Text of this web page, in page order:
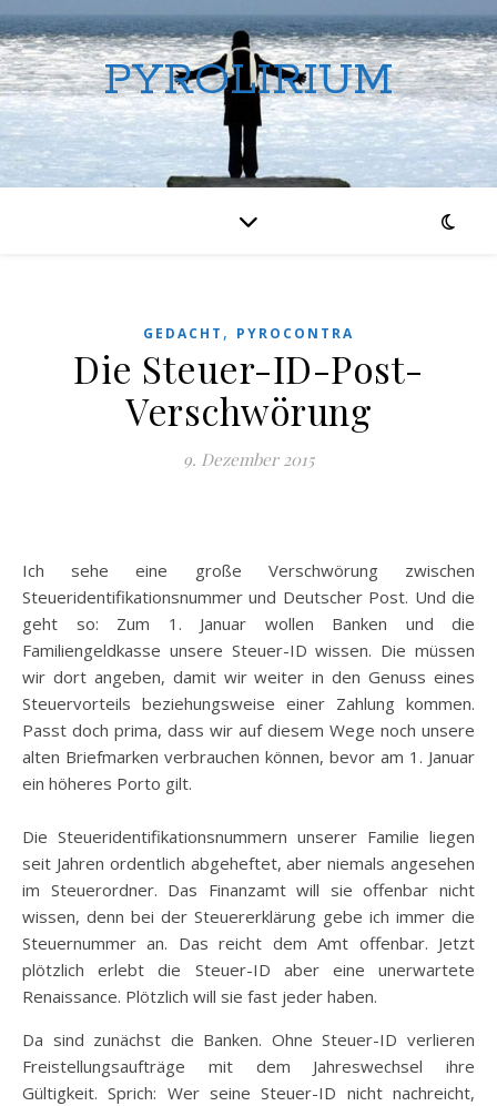
PYROLIRIUM
GEDACHT , PYROCONTRA
Die Steuer-ID-Post-
Verschwörung
9. Dezember 2015
Ich sehe eine große Verschwörung zwischen
Steueridentifikationsnummer und Deutscher Post. Und die
geht so: Zum 1. Januar wollen Banken und die
Familiengeldkasse unsere Steuer-ID wissen. Die müssen
wir dort angeben, damit wir weiter in den Genuss eines
Steuervorteils beziehungsweise einer Zahlung kommen.
Passt doch prima, dass wir auf diesem Wege noch unsere
alten Briefmarken verbrauchen können, bevor am 1. Januar
ein höheres Porto gilt.
Die Steueridentifikationsnummern unserer Familie liegen
seit Jahren ordentlich abgeheftet, aber niemals angesehen
im Steuerordner. Das Finanzamt will sie offenbar nicht
wissen, denn bei der Steuererklärung gebe ich immer die
Steuernummer an. Das reicht dem Amt offenbar. Jetzt
plötzlich erlebt die Steuer-ID aber eine unerwartete
Renaissance. Plötzlich will sie fast jeder haben.
Da sind zunächst die Banken. Ohne Steuer-ID verlieren
Freistellungsaufträge mit dem Jahreswechsel ihre
Gültigkeit. Sprich: Wer seine Steuer-ID nicht nachreicht,